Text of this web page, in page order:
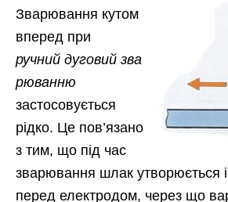
Зварювання кутом
вперед при
ручний дуговий зва
рюванню
застосовується
рідко. Це пов’язано
з тим, що під час
зварювання шлак утворюється і
перед електродом, через що